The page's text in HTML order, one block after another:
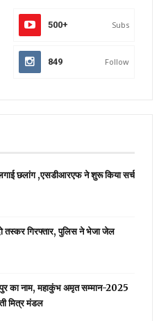
500+ Subs
849 Follow
लगाई छलांग ,एसडीआरएफ ने शुरू किया सर्च
तस्कर गिरफ्तार, पुलिस ने भेजा जेल
का नाम, महाकुंभ अमृत सम्मान-2025
मित्र मंडल